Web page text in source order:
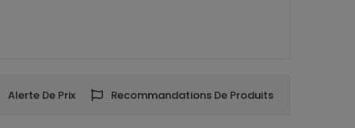
Alerte De Prix Recommandations De Produits